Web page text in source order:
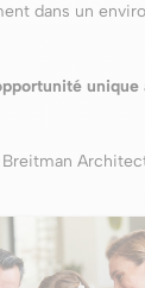
dans un
unique